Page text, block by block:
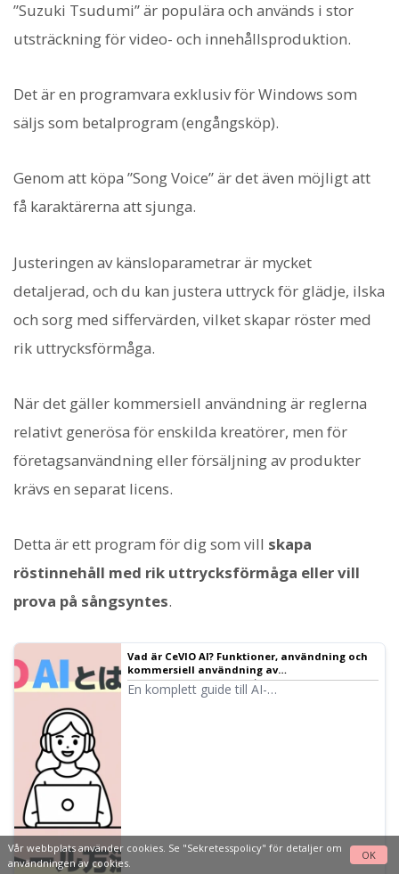
”Suzuki Tsudumi” är populära och används i stor
utsträckning för video- och innehållsproduktion.
Det är en programvara exklusiv för Windows som
säljs som betalprogram (engångsköp).
Genom att köpa ”Song Voice” är det även möjligt att
få karaktärerna att sjunga.
Justeringen av känsloparametrar är mycket
detaljerad, och du kan justera uttryck för glädje, ilska
och sorg med siffervärden, vilket skapar röster med
rik uttrycksförmåga.
När det gäller kommersiell användning är reglerna
relativt generösa för enskilda kreatörer, men för
företagsanvändning eller försäljning av produkter
krävs en separat licens.
Detta är ett program för dig som vill skapa
röstinnehåll med rik uttrycksförmåga eller vill
prova på sångsyntes.
Vad är CeVIO AI? Funktioner, användning och
kommersiell användning av
röstsyntesprogrammet｜Ondoku
En komplett guide till AI-
Vår webbplats använder cookies. Se "Sekretesspolicy" för detaljer om
användningen av cookies.
OK